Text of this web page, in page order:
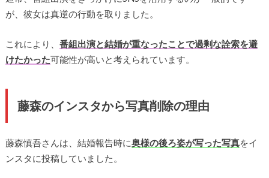
が、彼女は真逆の行動を取りました。
これにより、 番組出演と結婚が重なったことで過剰な詮索を避
けたかった可能性が高いと考えられています。
藤森のインスタから写真削除の理由
藤森慎吾さんは、結婚報告時に奥様の後ろ姿が写った写真をイ
ンスタに投稿していました。